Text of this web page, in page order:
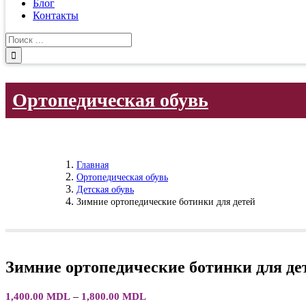
Блог
Контакты
Результат
поиска:
Ортопедическая обувь
Главная
Ортопедическая обувь
Детская обувь
Зимние ортопедические ботинки для детей
Зимние ортопедические ботинки для
1,400.00 MDL – 1,800.00 MDLДиапазон